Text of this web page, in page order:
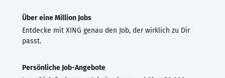
Über eine Million Jobs
Entdecke mit XING genau den Job, der wirklich zu Dir
passt.
Persönliche Job-Angebote